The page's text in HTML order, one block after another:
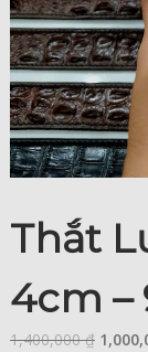
Thắt
4cm –
1,400,000₫